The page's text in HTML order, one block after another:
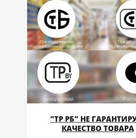
ПОДРОБНЕЕ
"ТР РБ" НЕ
КАЧЕСТВО ТОВАРА